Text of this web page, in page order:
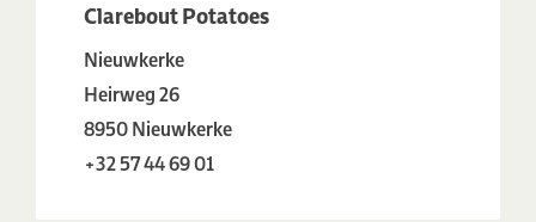
Clarebout Potatoes
Nieuwkerke
Heirweg 26
8950 Nieuwkerke
+32 57 44 69 01